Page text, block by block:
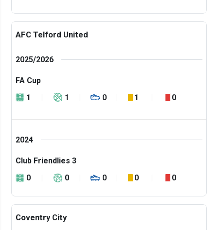
AFC Telford United
2025/2026
FA Cup
1
1 0 1 0
2024
Club Friendlies 3
0
0 0 0 0
Coventry City